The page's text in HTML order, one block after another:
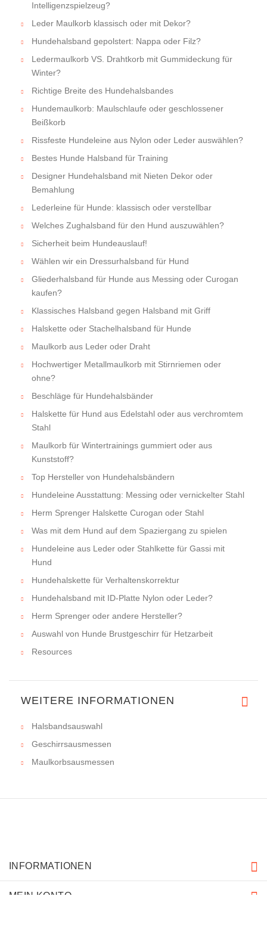
Intelligenzspielzeug?
Leder Maulkorb klassisch oder mit Dekor?
Hundehalsband gepolstert: Nappa oder Filz?
Ledermaulkorb VS. Drahtkorb mit Gummideckung für
Winter?
Richtige Breite des Hundehalsbandes
Hundemaulkorb: Maulschlaufe oder geschlossener
Beißkorb
Rissfeste Hundeleine aus Nylon oder Leder auswählen?
Bestes Hunde Halsband für Training
Designer Hundehalsband mit Nieten Dekor oder
Bemahlung
Lederleine für Hunde: klassisch oder verstellbar
Welches Zughalsband für den Hund auszuwählen?
Sicherheit beim Hundeauslauf!
Wählen wir ein Dressurhalsband für Hund
Gliederhalsband für Hunde aus Messing oder Curogan
kaufen?
Klassisches Halsband gegen Halsband mit Griff
Halskette oder Stachelhalsband für Hunde
Maulkorb aus Leder oder Draht
Hochwertiger Metallmaulkorb mit Stirnriemen oder
ohne?
Beschläge für Hundehalsbänder
Halskette für Hund aus Edelstahl oder aus verchromtem
Stahl
Maulkorb für Wintertrainings gummiert oder aus
Kunststoff?
Top Hersteller von Hundehalsbändern
Hundeleine Ausstattung: Messing oder vernickelter Stahl
Herm Sprenger Halskette Curogan oder Stahl
Was mit dem Hund auf dem Spaziergang zu spielen
Hundeleine aus Leder oder Stahlkette für Gassi mit
Hund
Hundehalskette für Verhaltenskorrektur
Hundehalsband mit ID-Platte Nylon oder Leder?
Herm Sprenger oder andere Hersteller?
Auswahl von Hunde Brustgeschirr für Hetzarbeit
Resources
WEITERE INFORMATIONEN
Halsbandsauswahl
Geschirrsausmessen
Maulkorbsausmessen
INFORMATIONEN
MEIN KONTO